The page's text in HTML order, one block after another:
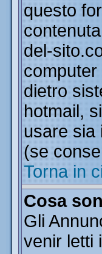
questo
del-
dietro
hotmail,
usare sia
(se
Torna in
Cosa
Gli
venir letti